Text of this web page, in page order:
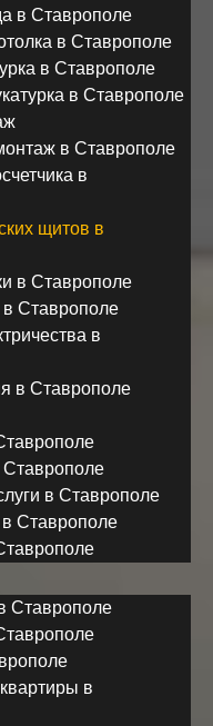
в Ставрополе
в Ставрополе
в Ставрополе
в Ставрополе
в Ставрополе
в
щитов в
в Ставрополе
в Ставрополе
в
в Ставрополе
в Ставрополе
Ставрополе
Ставрополе
в